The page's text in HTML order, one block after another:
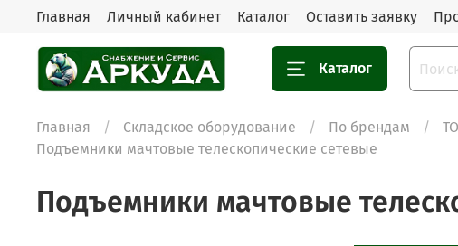
Главная Личный кабинет Каталог Оставить заявку
Каталог
Главная Складское оборудование По брендам
Подъемники мачтовые телескопические сетевые
Подъемники мачтовые